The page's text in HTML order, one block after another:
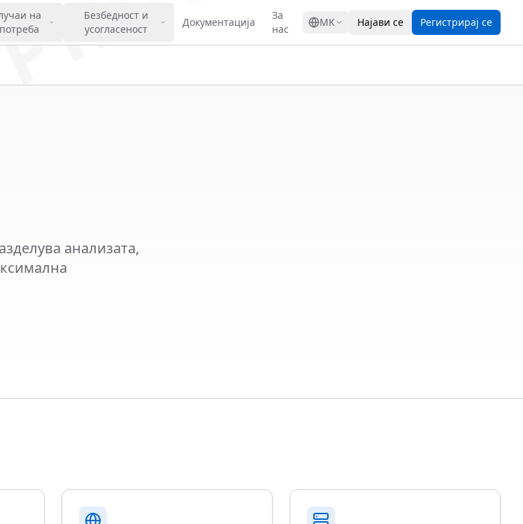
на
Безбедност и
усогласеност
Документација
За
нас
MK Најави се Регистрирај се
анализата,